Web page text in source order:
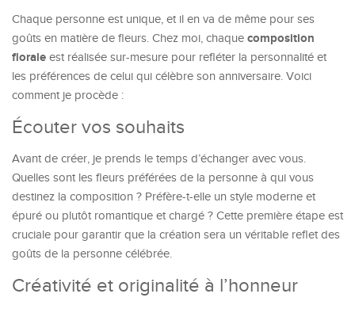
Chaque personne est unique, et il en va de même pour ses
goûts en matière de fleurs. Chez moi, chaque composition
florale est réalisée sur-mesure pour refléter la personnalité et
les préférences de celui qui célèbre son anniversaire. Voici
comment je procède :
Écouter vos souhaits
Avant de créer, je prends le temps d’échanger avec vous.
Quelles sont les fleurs préférées de la personne à qui vous
destinez la composition ? Préfère-t-elle un style moderne et
épuré ou plutôt romantique et chargé ? Cette première étape est
cruciale pour garantir que la création sera un véritable reflet des
goûts de la personne célébrée.
Créativité et originalité à l’honneur